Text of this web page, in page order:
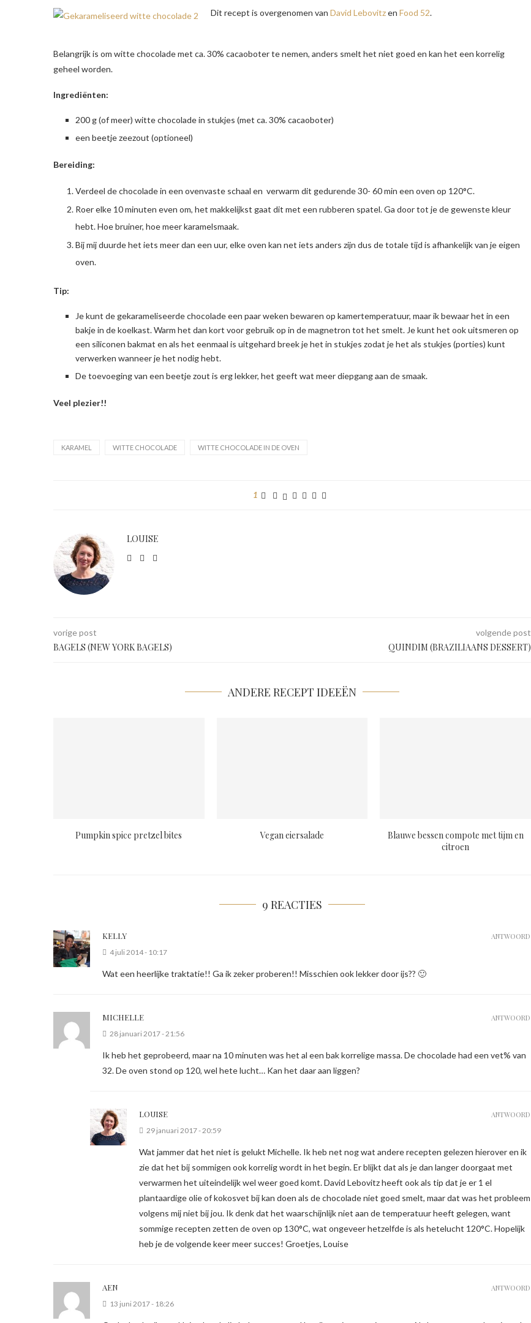
Dit recept is overgenomen van David Lebovitzen Food 52.
Belangrijk is om witte chocolade met ca. 30% cacaoboter te nemen, anders smelt het niet goed en kan het een korrelig
geheel worden.
Ingrediënten:
200 g (of meer) witte chocolade in stukjes (met ca. 30% cacaoboter)
een beetje zeezout (optioneel)
Bereiding:
Verdeel de chocolade in een ovenvaste schaal en verwarm dit gedurende 30- 60 min een oven op 120°C.
Roer elke 10 minuten even om, het makkelijkst gaat dit met een rubberen spatel. Ga door tot je de gewenste kleur
hebt. Hoe bruiner, hoe meer karamelsmaak.
Bij mij duurde het iets meer dan een uur, elke oven kan net iets anders zijn dus de totale tijd is afhankelijk van je eigen
oven.
Tip:
Je kunt de gekarameliseerde chocolade een paar weken bewaren op kamertemperatuur, maar ik bewaar het in een
bakje in de koelkast. Warm het dan kort voor gebruik op in de magnetron tot het smelt. Je kunt het ook uitsmeren op
een siliconen bakmat en als het eenmaal is uitgehard breek je het in stukjes zodat je het als stukjes (porties) kunt
verwerken wanneer je het nodig hebt.
De toevoeging van een beetje zout is erg lekker, het geeft wat meer diepgang aan de smaak.
Veel plezier!!
KARAMEL WITTE CHOCOLADE WITTE CHOCOLADE IN DE OVEN
1
LOUISE
vorige post
BAGELS (NEW YORK BAGELS)
volgende post
QUINDIM (BRAZILIAANS DESSERT)
ANDERE RECEPT IDEEËN
Pumpkin spice pretzel bites Vegan eiersalade
Blauwe bessen compote met tijm en
citroen
9 REACTIES
KELLY
4 juli 2014 - 10:17
Wat een heerlijke traktatie!! Ga ik zeker proberen!! Misschien ook lekker door ijs?? 🙂
ANTWOORD
MICHELLE
28 januari 2017 - 21:56
Ik heb het geprobeerd, maar na 10 minuten was het al een bak korrelige massa. De chocolade had een vet% van
32. De oven stond op 120, wel hete lucht… Kan het daar aan liggen?
ANTWOORD
LOUISE
29 januari 2017 - 20:59
Wat jammer dat het niet is gelukt Michelle. Ik heb net nog wat andere recepten gelezen hierover en ik
zie dat het bij sommigen ook korrelig wordt in het begin. Er blijkt dat als je dan langer doorgaat met
verwarmen het uiteindelijk wel weer goed komt. David Lebovitz heeft ook als tip dat je er 1 el
plantaardige olie of kokosvet bij kan doen als de chocolade niet goed smelt, maar dat was het probleem
volgens mij niet bij jou. Ik denk dat het waarschijnlijk niet aan de temperatuur heeft gelegen, want
sommige recepten zetten de oven op 130°C, wat ongeveer hetzelfde is als hetelucht 120°C. Hopelijk
heb je de volgende keer meer succes! Groetjes, Louise
ANTWOORD
AEN
13 juni 2017 - 18:26
ANTWOORD